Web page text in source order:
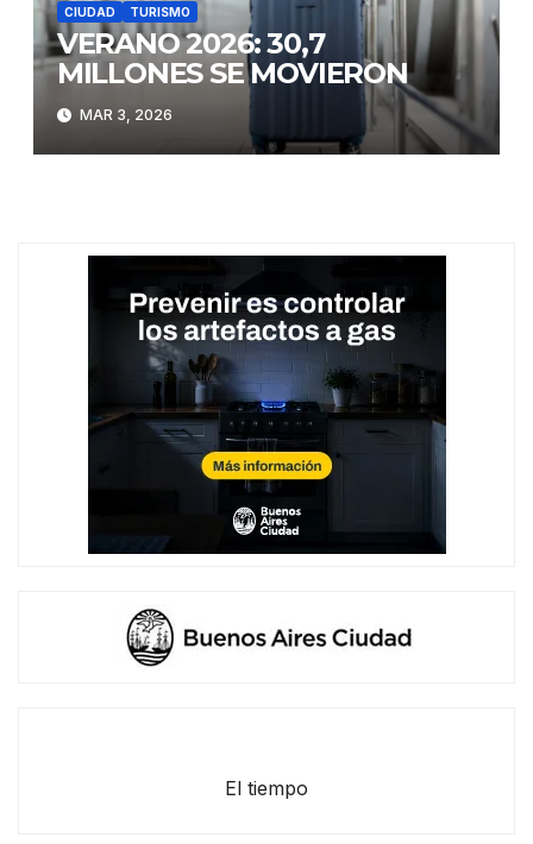
CIUDAD TURISMO
VERANO 2026: 30,7
MILLONES SE MOVIERON
MAR 3, 2026
El tiempo